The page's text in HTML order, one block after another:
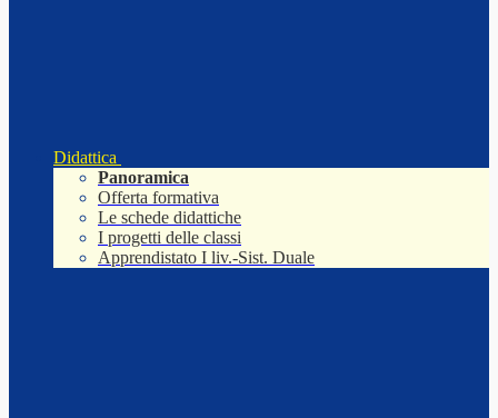
Didattica
Panoramica
Offerta formativa
Le schede didattiche
I progetti delle classi
Apprendistato I liv.-Sist. Duale